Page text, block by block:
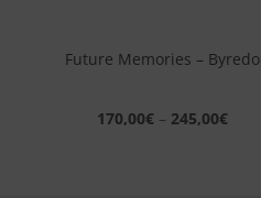
Future Memories – Byredo
170,00€– 245,00€